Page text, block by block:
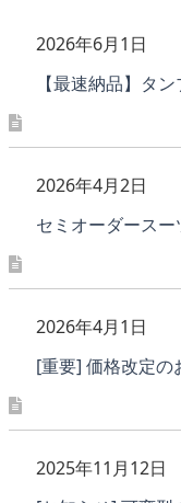
【最速納品】タ
2026年6月1日
セミオーダース
2026年4月2日
[重要] 価格改定の
2026年4月1日
2025年11月12日